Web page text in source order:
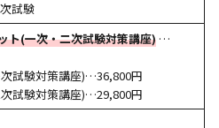
試験
ト(一次・二次試験対策講座) …
試験対策講座)…36,800円
試験対策講座)…29,800円